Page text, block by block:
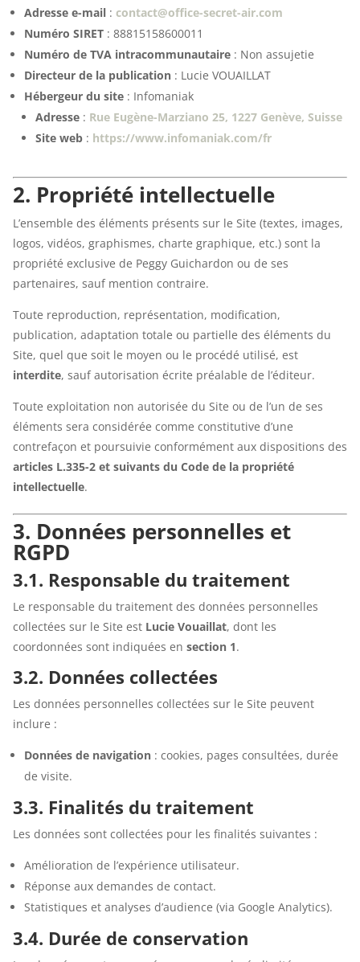
Adresse e-mail: contact@office-secret-air.com
Numéro SIRET: 88815158600011
Numéro de TVA intracommunautaire: Non assujetie
Directeur de la publication: Lucie VOUAILLAT
Hébergeur du site: Infomaniak
Adresse: Rue Eugène-Marziano 25, 1227 Genève, Suisse
Site web: https://www.infomaniak.com/fr
2. Propriété intellectuelle
L’ensemble des éléments présents sur le Site (textes, images,
logos, vidéos, graphismes, charte graphique, etc.) sont la
propriété exclusive de Peggy Guichardon ou de ses
partenaires, sauf mention contraire.
Toute reproduction, représentation, modification,
publication, adaptation totale ou partielle des éléments du
Site, quel que soit le moyen ou le procédé utilisé, est
interdite, sauf autorisation écrite préalable de l’éditeur.
Toute exploitation non autorisée du Site ou de l’un de ses
éléments sera considérée comme constitutive d’une
contrefaçon et poursuivie conformément aux dispositions des
articles L.335-2 et suivants du Code de la propriété
intellectuelle.
3. Données personnelles et
RGPD
3.1. Responsable du traitement
Le responsable du traitement des données personnelles
collectées sur le Site est Lucie Vouaillat, dont les
coordonnées sont indiquées en section 1.
3.2. Données collectées
Les données personnelles collectées sur le Site peuvent
inclure :
Données de navigation: cookies, pages consultées, durée
de visite.
3.3. Finalités du traitement
Les données sont collectées pour les finalités suivantes :
Amélioration de l’expérience utilisateur.
Réponse aux demandes de contact.
Statistiques et analyses d’audience (via Google Analytics).
3.4. Durée de conservation